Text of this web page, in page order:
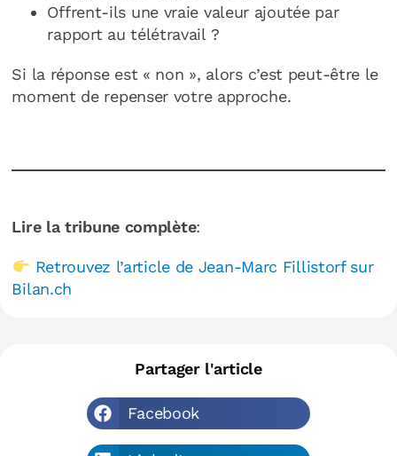
Offrent-ils une vraie valeur ajoutée par
rapport au télétravail ?
Si la réponse est « non », alors c’est peut-être le
moment de repenser votre approche.
Lire la tribune complète:
Retrouvez l’article de Jean-Marc Fillistorf sur
Bilan.ch
Partager l'article
Facebook